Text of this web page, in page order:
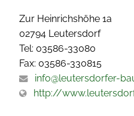
Zur Heinrichshöhe 1a
02794 Leutersdorf
Tel: 03586-33080
Fax: 03586-330815
info@leutersdorfer-
http://